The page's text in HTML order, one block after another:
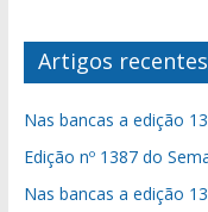
Artigos recentes
Nas bancas a edição
Edição nº 1387 do
Nas bancas a edição